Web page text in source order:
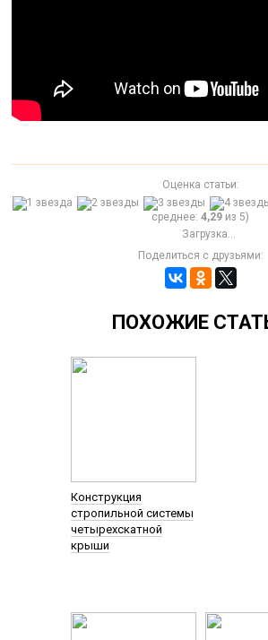
Оценка статьи:
среднее:4,29 из 5)
Загрузка...
Поделиться с друзьями:
ПОХОЖИЕ
Конструкция
стропильной системы
четырехскатной
крыши